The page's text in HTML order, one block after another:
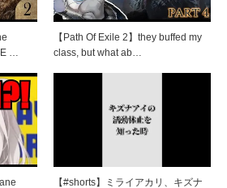
…
【Path Of Exile 2】they buffed my
class, but what ab…
【#shorts】ミライアカリ、キズナ